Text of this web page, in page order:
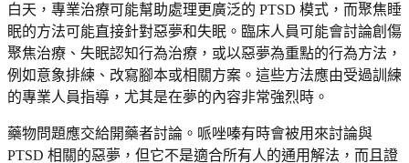
白天，專業治療可能幫助處理更廣泛的 PTSD 模式，而聚焦睡
眠的方法可能直接針對惡夢和失眠。臨床人員可能會討論創傷
聚焦治療、失眠認知行為治療，或以惡夢為重點的行為方法，
例如意象排練、改寫腳本或相關方案。這些方法應由受過訓練
的專業人員指導，尤其是在夢的內容非常強烈時。
藥物問題應交給開藥者討論。哌唑嗪有時會被用來討論與
PTSD 相關的惡夢，但它不是適合所有人的通用解法，而且證